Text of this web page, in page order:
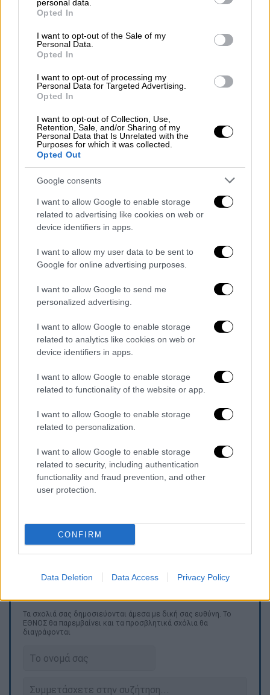
grant or deny consent to Google and its third-party tags to
use your data for below specified purposes in below Google
consent section.
personal data.
Opted In
I want to opt-out of the Sale of my
Personal Data.
Opted In
I want to opt-out of processing my
Personal Data for Targeted Advertising.
Opted In
I want to opt-out of Collection, Use,
Retention, Sale, and/or Sharing of my
Personal Data that Is Unrelated with the
Purposes for which it was collected.
Opted Out
Google consents
I want to allow Google to enable storage
related to advertising like cookies on web or
device identifiers in apps.
I want to allow my user data to be sent to
Google for online advertising purposes.
I want to allow Google to send me
personalized advertising.
I want to allow Google to enable storage
related to analytics like cookies on web or
device identifiers in apps.
I want to allow Google to enable storage
related to functionality of the website or app.
I want to allow Google to enable storage
related to personalization.
I want to allow Google to enable storage
related to security, including authentication
functionality and fraud prevention, and other
user protection.
CONFIRM
Data Deletion Data Access Privacy Policy
διότι πιστεύουμε ακράδαντα ότι πρέπει να
υπάρξει σοβαρή και ισχυρή αντιπολίτευση
στον τόπο. Είναι ο μόνος δρόμος για να
μπορεί να υπάρξει η φωνή της λογικής, της
προόδου απέναντι σε μία κυβέρνηση που
κλιμακώνει την αλαζονεία της. Όσο η Νέα
απειλή, τόσο τα πράγματα θα χειροτερεύουν
για τον ελληνικό λαό, διότι πολύ απλά δεν θα
έχει προτεραιότητα τη δημόσια υγεία, τη
δημόσια παιδεία, την ακρίβεια. Για όλα θα
υπάρχει η απάντηση του 41% και για αυτό
ζητώ εδώ από την Κρήτη την ιδιαίτερη
πατρίδα μου, να υπάρξει ένα διπλό μήνυμα
αποδοκιμασίας, απέναντι σε ό,τι έχει συμβεί
στον τόπο τον τελευταίο χρόνο. Και μιλώ
για τη συγκάλυψη σοβαρών σκανδάλων, την
τραγωδία των Τεμπών, την ακρίβεια που δεν
αντιμετωπίζεται αλλά κλιμακώνεται,
απέναντι σε μία οικονομική πολιτική την
οποία ο κ. Μητσοτάκης τη θεωρεί
επιτυχημένη. Αλλά πώς γίνεται να είναι
επιτυχημένη η οικονομική πολιτική, όταν ο
λαός τον οποίο κυβερνά έχει τη χειρότερη
αγοραστική δύναμη σε όλη την ευρωζώνη;
απάντηση αποδοκιμασίας αλλά και
παράταξης. Όσο πιο δυνατό είναι το ΠΑΣΟΚ
και η δημοκρατική παράταξη τόσο
μεγαλύτερη απειλή θα νιώθει η Νέα
μία ισχυρή κυβερνητική επιλογή για τις
επόμενες εθνικές εκλογές» είπε ο
Τα σχολιά σας δημοσιεύονται άμεσα με δική σας ευθύνη. Το
ΕΘΝΟΣ θα παρεμβαίνει και τα προσβλητικά σχόλια θα
διαγράφονται